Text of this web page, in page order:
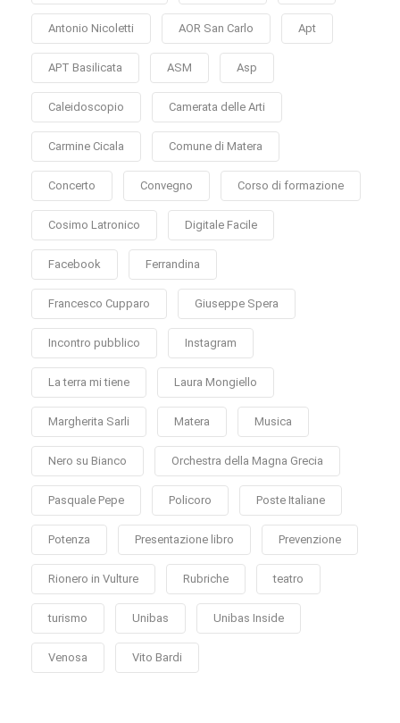
Antonio Nicoletti AOR San Carlo Apt
APT Basilicata ASM Asp
Caleidoscopio Camerata delle Arti
Carmine Cicala Comune di Matera
Concerto Convegno Corso di formazione
Cosimo Latronico Digitale Facile
Facebook Ferrandina
Francesco Cupparo Giuseppe Spera
Incontro pubblico Instagram
La terra mi tiene Laura Mongiello
Margherita Sarli Matera Musica
Nero su Bianco Orchestra della Magna Grecia
Pasquale Pepe Policoro Poste Italiane
Potenza Presentazione libro Prevenzione
Rionero in Vulture Rubriche teatro
turismo Unibas Unibas Inside
Venosa Vito Bardi